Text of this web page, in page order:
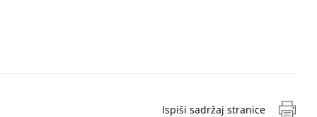
Ispiši sadržaj stranice